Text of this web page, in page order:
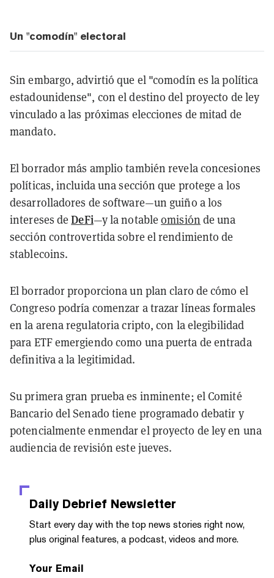
Un "comodín" electoral
Sin embargo, advirtió que el "comodín es la política
estadounidense", con el destino del proyecto de ley
vinculado a las próximas elecciones de mitad de
mandato.
El borrador más amplio también revela concesiones
políticas, incluida una sección que protege a los
desarrolladores de software—un guiño a los
intereses deDeFi—y la notableomisión de una
sección controvertida sobre el rendimiento de
stablecoins.
El borrador proporciona un plan claro de cómo el
Congreso podría comenzar a trazar líneas formales
en la arena regulatoria cripto, con la elegibilidad
para ETF emergiendo como una puerta de entrada
definitiva a la legitimidad.
Su primera gran prueba es inminente; el Comité
Bancario del Senado tiene programado debatir y
potencialmente enmendar el proyecto de ley en una
audiencia de revisión este jueves.
Daily Debrief Newsletter
Start every day with the top news stories right now,
plus original features, a podcast, videos and more.
Your Email